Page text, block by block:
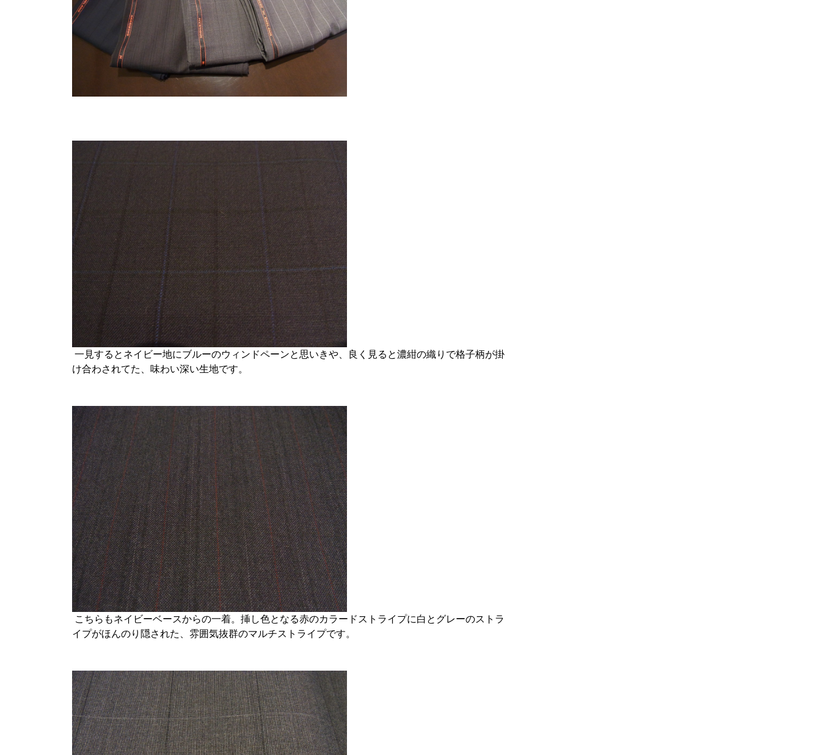
一見するとネイビー地にブルーのウィンドペーンと思いきや、良く見ると濃紺の織りで格子柄が掛
け合わされてた、味わい深い生地です。
こちらもネイビーベースからの一着。挿し色となる赤のカラードストライプに白とグレーのストラ
イプがほんのり隠された、雰囲気抜群のマルチストライプです。